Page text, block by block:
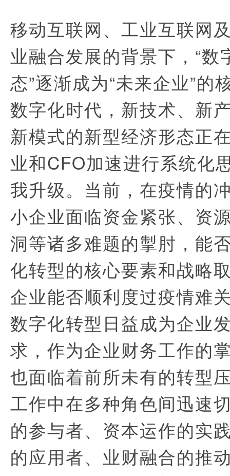
移动互联网、工业互联网
业融合发展的背景下，“数
态”逐渐成为“未来企业”的
数字化时代，新技术、新
新模式的新型经济形态正
业和CFO加速进行系统化
我升级。当前，在疫情的
小企业面临资金紧张、资
洞等诸多难题的掣肘，能
化转型的核心要素和战略
企业能否顺利度过疫情难
数字化转型日益成为企业
求，作为企业财务工作的
也面临着前所未有的转型
工作中在多种角色间迅速
的参与者、资本运作的实
的应用者、业财融合的推